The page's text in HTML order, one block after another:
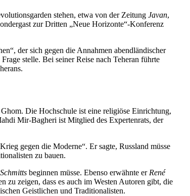
stehen, etwa von der Zeitung Javan,
zur Dritten „Neue Horizonte“-Konferenz
der sich gegen die Annahmen abend­län­di­scher
stelle. Bei seiner Reise nach Teheran führte
Die Hochschule ist eine religiöse Einrichtung,
Mir-Bagheri ist Mitglied des Exper­tenrats, der
gegen die Moderne“. Er sagte, Russland müsse
zu bauen.
beginnen müsse. Ebenso erwähnte er René
zu zeigen, dass es auch im Westen Autoren gibt, die
Geist­lichen und Traditionalisten.